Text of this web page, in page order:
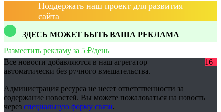
Поддержать наш проект для развития
сайта
ЗДЕСЬ МОЖЕТ БЫТЬ ВАША РЕКЛАМА
Разместить рекламу за 5 ₽/день
Все новости добавляются в наш агрегатор
автоматически без ручного вмешательства.
16+
Администрация ресурса не несет ответственности за
содержание новостей. Вы можете пожаловаться на новость
через специальную форму связи.